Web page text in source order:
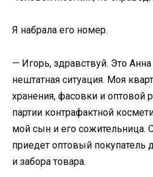
Я набрала его номер.
— Игорь, здравствуй. Это
нештатная ситуация. Моя
хранения, фасовки и оптовой
партии контрафактной
мой сын и его сожительница.
приедет оптовый покупатель
и забора товара.